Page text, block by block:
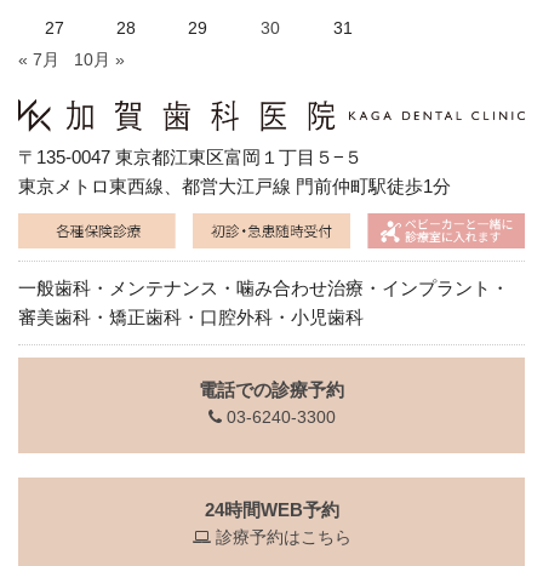
27
28 29 30
31
« 7月
10月 »
〒135-0047 東京都江東区富岡１丁目５−５
東京メトロ東西線、都営大江戸線 門前仲町駅徒歩1分
一般歯科・メンテナンス・噛み合わせ治療・インプラント・
審美歯科・矯正歯科・口腔外科・小児歯科
電話での診療予約
03-6240-3300
24時間WEB予約
診療予約はこちら